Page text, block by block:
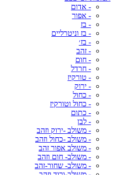
- אדום
- אפור
- בז
- בז וניטרליים
- בז׳
- זהב
- חום
- חרדל
- טורקיז
- ירוק
- כחול
- כחול וטורקיז
- כתום
- לבן
- משולב -ירוק וזהב
- משולב -כחול וזהב
- משולב אפור זהב
- משולב- חום וזהב
- משולב- שחור-זהב